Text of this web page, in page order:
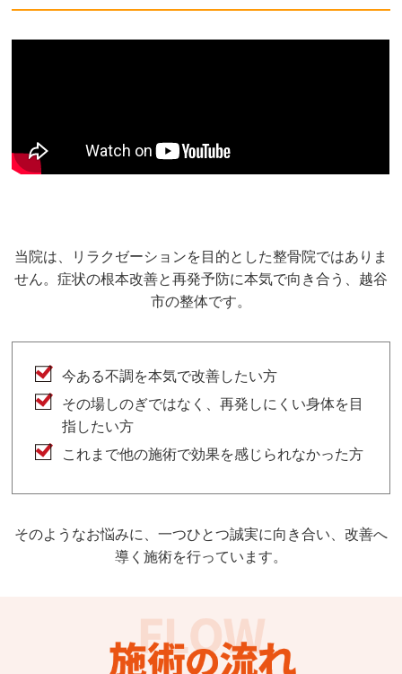
当院は、リラクゼーションを目的とした整骨院ではありま
せん。症状の根本改善と再発予防に本気で向き合う、越谷
市の整体です。
今ある不調を本気で改善したい方
その場しのぎではなく、再発しにくい身体を目
指したい方
これまで他の施術で効果を感じられなかった方
そのようなお悩みに、一つひとつ誠実に向き合い、改善へ
導く施術を行っています。